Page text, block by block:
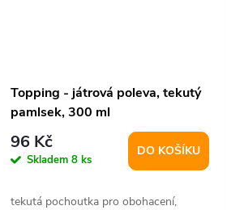
Topping - játrová poleva, tekutý
pamlsek, 300 ml
96 Kč
Skladem 8 ks
DO KOŠÍKU
tekutá pochoutka pro obohacení,